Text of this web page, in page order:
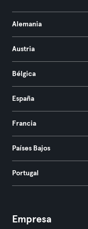
Alemania
Austria
Bélgica
España
Francia
Países Bajos
Portugal
Empresa